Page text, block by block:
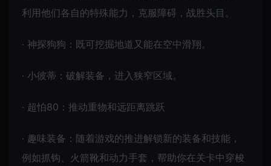
利用他们各自的特殊能力，克服障碍，战胜头目。
· 神探狗狗：既可挖掘地道又能在空中滑翔。
· 小彼蒂：破解装备，进入狭窄区域。
· 超怕80：推动重物和远距离跳跃
· 趣味装备：随着游戏的推进解锁新的装备和技能，
例如抓钩、火箭靴和动力手套，帮助你在关卡中穿梭